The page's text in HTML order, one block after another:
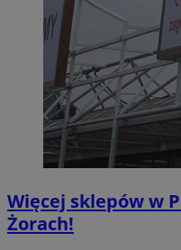
Więcej sklepów w
Żorach!